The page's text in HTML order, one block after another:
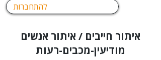
להתחברות
איתור חייבים / איתור אנשים
מודיעין-מכבים-רעות